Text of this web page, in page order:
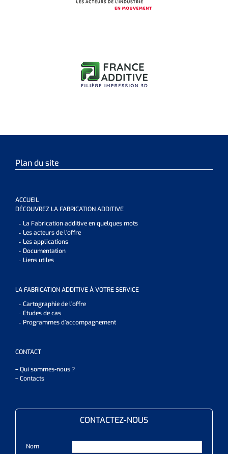
Plan du site
ACCUEIL
DÉCOUVREZ LA FABRICATION ADDITIVE
La Fabrication additive en quelques mots
Les acteurs de l’offre
Les applications
Documentation
Liens utiles
LA FABRICATION ADDITIVE À VOTRE SERVICE
Cartographie de l’offre
Etudes de cas
Programmes d’accompagnement
CONTACT
– Qui sommes-nous ?
– Contacts
CONTACTEZ-NOUS
Nom